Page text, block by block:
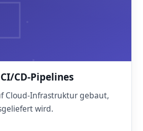
CD-Pipelines
Cloud-Infrastruktur gebaut,
wird.